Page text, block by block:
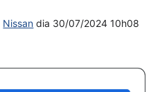
Nissan dia 30/07/2024 10h08